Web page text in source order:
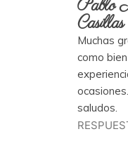
Pablo
Casillas
Muchas
como
saludos.